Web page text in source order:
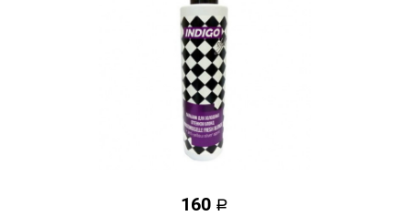
160 a